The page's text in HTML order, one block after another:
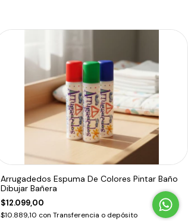
Arrugadedos Espuma De Colores Pintar Baño
Dibujar Bañera
$12.099,00
$10.889,10 con Transferencia o depósito